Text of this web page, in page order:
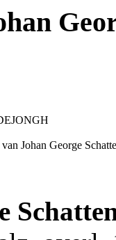
Johan George